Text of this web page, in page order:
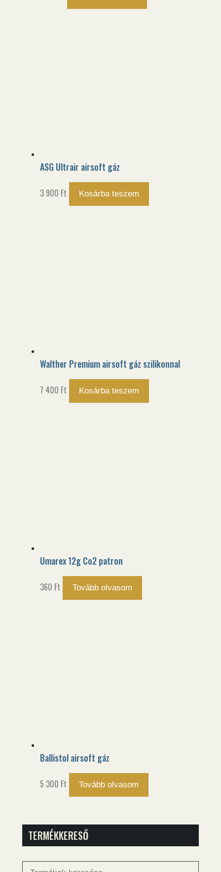
ASG Ultrair airsoft gáz
3 900 Ft Kosárba teszem
Walther Premium airsoft gáz szilikonnal
7 400 Ft Kosárba teszem
Umarex 12g Co2 patron
360 Ft Tovább olvasom
Ballistol airsoft gáz
5 300 Ft Tovább olvasom
TERMÉKKERESŐ
Keresés